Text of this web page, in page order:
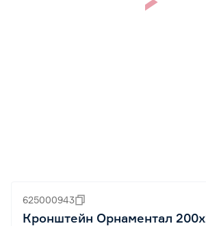
625000943
Кронштейн Орнаментал